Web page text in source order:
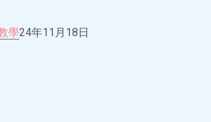
學24年11月18日